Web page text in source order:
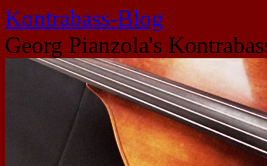
Zum
Inhalt
springen
Kontrabass-Blog
Georg Pianzola's